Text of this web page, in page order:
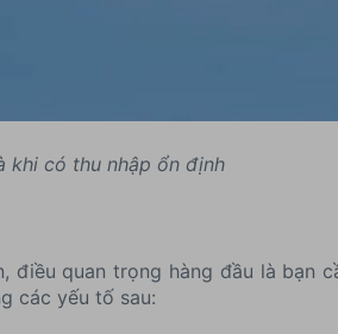
khi có thu nhập ổn định
điều quan trọng hàng đầu là bạn
các yếu tố sau: